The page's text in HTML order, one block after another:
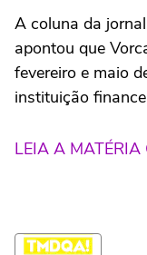
A coluna da
apontou que
fevereiro e maio
instituição
LEIA A MATÉRIA